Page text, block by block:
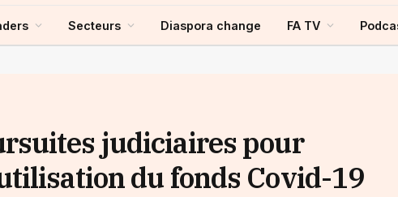
Secteurs Diaspora change FA TV
judiciaires pour
du fonds Covid-19